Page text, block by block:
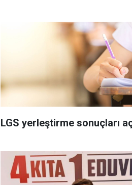
LGS yerleştirme sonuçları